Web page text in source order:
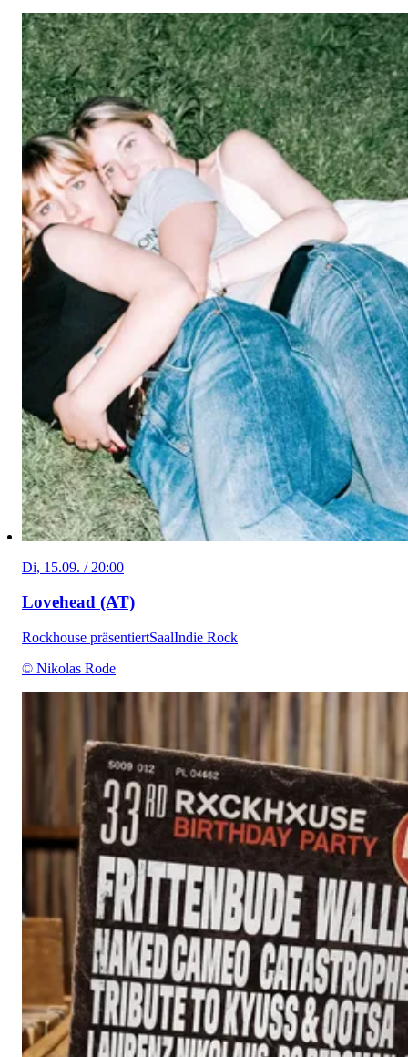
Di, 15.09. / 20:00
Lovehead (AT)
Rockhouse präsentiertSaalIndie Rock
© Nikolas Rode